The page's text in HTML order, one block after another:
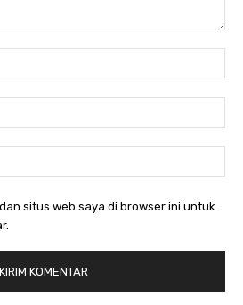
situs web saya di browser ini untuk